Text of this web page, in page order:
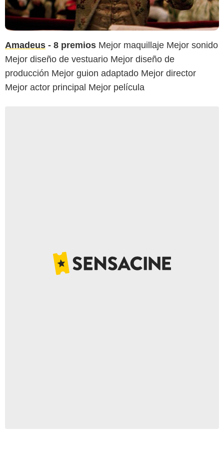
Amadeus - 8 premios Mejor maquillaje Mejor sonido
Mejor diseño de vestuario Mejor diseño de
producción Mejor guion adaptado Mejor director
Mejor actor principal Mejor película